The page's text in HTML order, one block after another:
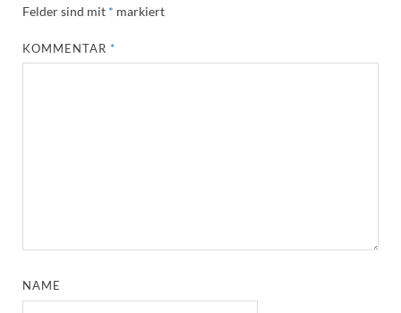
Felder sind mit * markiert
KOMMENTAR*
NAME